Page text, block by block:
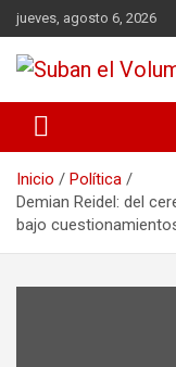
jueves, agosto 6, 2026
Suban el
Departamento
Inicio
Política
Demian Reidel: del
bajo